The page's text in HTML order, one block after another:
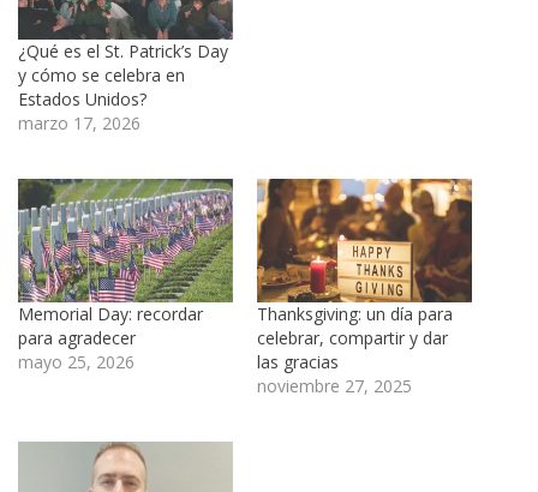
¿Qué es el St. Patrick’s Day
y cómo se celebra en
Estados Unidos?
marzo 17, 2026
Memorial Day: recordar
para agradecer
mayo 25, 2026
Thanksgiving: un día para
celebrar, compartir y dar
las gracias
noviembre 27, 2025